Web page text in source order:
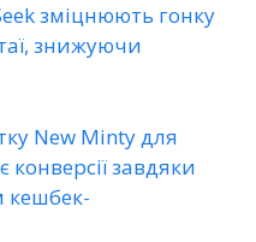
зміцнюють гонку
знижуючи
New Minty для
завдяки
кешбек-